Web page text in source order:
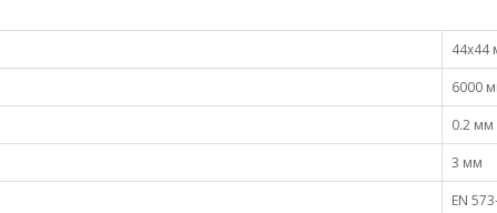
44х44
6000
0.2 мм
3 мм
EN